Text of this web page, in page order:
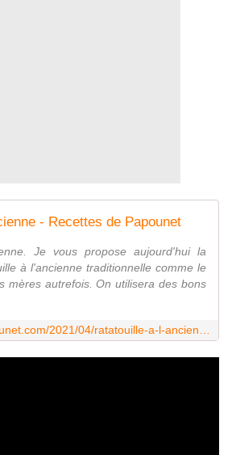
- Recettes de Papounet
Je vous propose aujourd'hui la
à l'ancienne traditionnelle comme le
mères autrefois. On utilisera des bons